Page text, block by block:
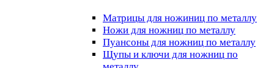
Матрицы для ножиниц по металлу
Ножи для ножниц по металлу
Пуансоны для ножниц по металлу
Щупы и ключи для ножниц по